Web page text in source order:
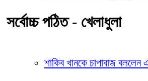
সর্বোচ্চ পঠিত - খেলাধুলা
শাকিব খানকে চাপাবাজ